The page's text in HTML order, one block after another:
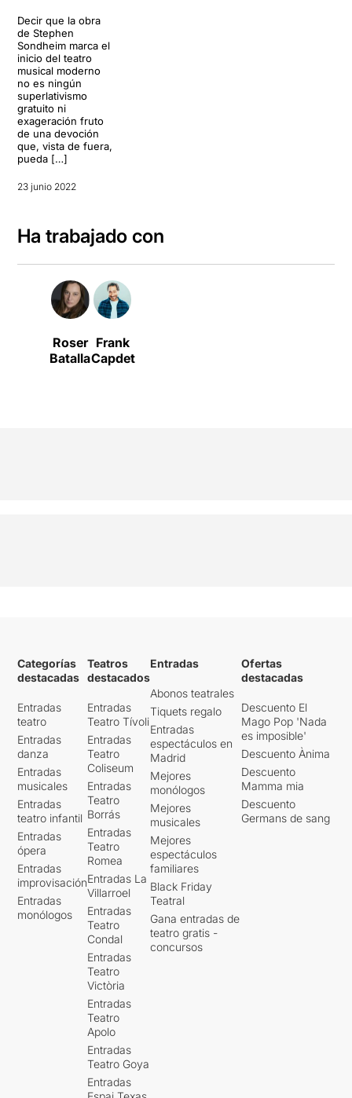
Decir que la obra
de Stephen
Sondheim marca el
inicio del teatro
musical moderno
no es ningún
superlativismo
gratuito ni
exageración fruto
de una devoción
que, vista de fuera,
pueda […]
23 junio 2022
Ha trabajado con
Roser
Batalla
Frank
Capdet
Categorías
destacadas
Entradas
teatro
Entradas
danza
Entradas
musicales
Entradas
teatro infantil
Entradas
ópera
Entradas
improvisación
Entradas
monólogos
Teatros
destacados
Entradas
Teatro Tívoli
Entradas
Teatro
Coliseum
Entradas
Teatro
Borrás
Entradas
Teatro
Romea
Entradas La
Villarroel
Entradas
Teatro
Condal
Entradas
Teatro
Victòria
Entradas
Teatro
Apolo
Entradas
Teatro Goya
Entradas
Entradas
Abonos teatrales
Tiquets regalo
Entradas
espectáculos en
Madrid
Mejores
monólogos
Mejores
musicales
Mejores
espectáculos
familiares
Black Friday
Teatral
Gana entradas de
teatro gratis -
concursos
Ofertas
destacadas
Descuento El
Mago Pop 'Nada
es imposible'
Descuento Ànima
Descuento
Mamma mia
Descuento
Germans de sang